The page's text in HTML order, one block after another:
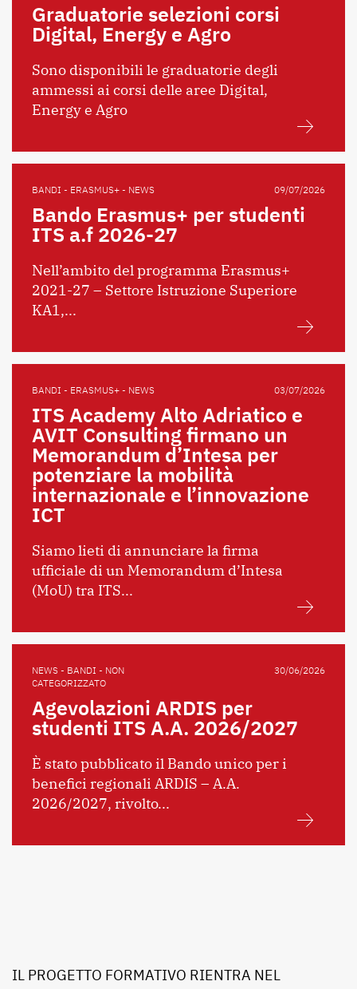
Graduatorie selezioni corsi
Digital, Energy e Agro
Sono disponibili le graduatorie degli
ammessi ai corsi delle aree Digital,
Energy e Agro
BANDI - ERASMUS+ - NEWS 09/07/2026
Bando Erasmus+ per studenti
ITS a.f 2026-27
Nell’ambito del programma Erasmus+
2021-27 – Settore Istruzione Superiore
KA1,...
BANDI - ERASMUS+ - NEWS 03/07/2026
ITS Academy Alto Adriatico e
AVIT Consulting firmano un
Memorandum d’Intesa per
potenziare la mobilità
internazionale e l’innovazione
ICT
Siamo lieti di annunciare la firma
ufficiale di un Memorandum d’Intesa
(MoU) tra ITS...
NEWS - BANDI - NON
CATEGORIZZATO
30/06/2026
Agevolazioni ARDIS per
studenti ITS A.A. 2026/2027
È stato pubblicato il Bando unico per i
benefici regionali ARDIS – A.A.
2026/2027, rivolto...
IL PROGETTO FORMATIVO RIENTRA NEL